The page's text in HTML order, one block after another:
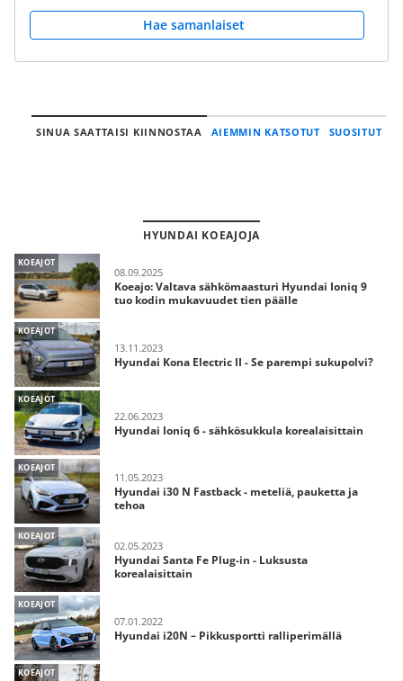
Hae samanlaiset
SINUA SAATTAISI KIINNOSTAA AIEMMIN KATSOTUT SUOSITUT
HYUNDAI KOEAJOJA
KOEAJOT
08.09.2025
Koeajo: Valtava sähkömaasturi Hyundai Ioniq 9
tuo kodin mukavuudet tien päälle
KOEAJOT
13.11.2023
Hyundai Kona Electric II - Se parempi sukupolvi?
KOEAJOT
22.06.2023
Hyundai Ioniq 6 - sähkösukkula korealaisittain
KOEAJOT
11.05.2023
Hyundai i30 N Fastback - meteliä, pauketta ja
tehoa
KOEAJOT
02.05.2023
Hyundai Santa Fe Plug-in - Luksusta
korealaisittain
KOEAJOT
07.01.2022
Hyundai i20N – Pikkusportti ralliperimällä
KOEAJOT